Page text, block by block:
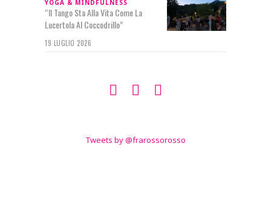
YOGA & MINDFULNESS
“Il Tango Sta Alla Vita Come La
Lucertola Al Coccodrillo”
19 LUGLIO 2026
Tweets by @frarossorosso